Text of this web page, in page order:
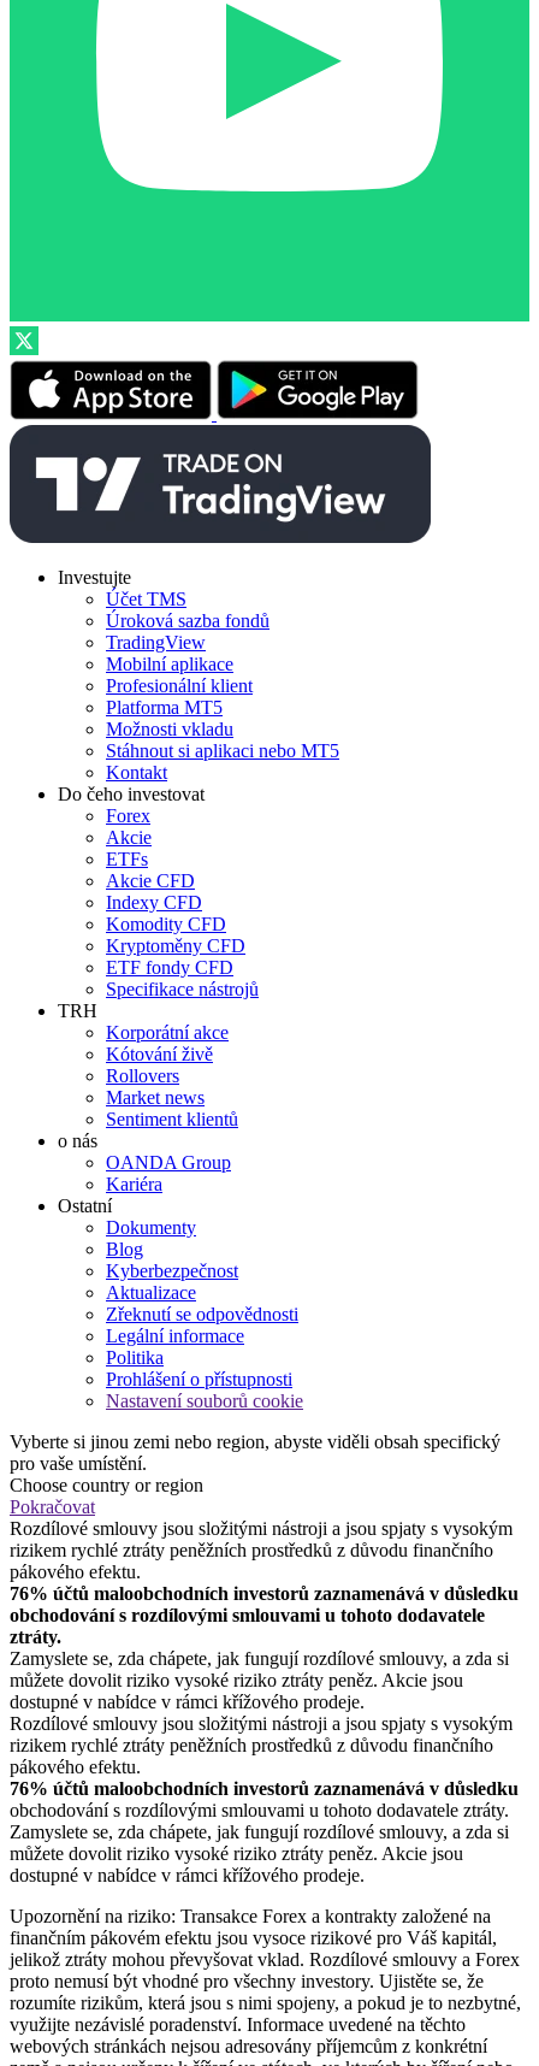
Investujte
Účet TMS
Úroková sazba fondů
TradingView
Mobilní aplikace
Profesionální klient
Platforma MT5
Možnosti vkladu
Stáhnout si aplikaci nebo MT5
Kontakt
Do čeho investovat
Forex
Akcie
ETFs
Akcie CFD
Indexy CFD
Komodity CFD
Kryptoměny CFD
ETF fondy CFD
Specifikace nástrojů
TRH
Korporátní akce
Kótování živě
Rollovers
Market news
Sentiment klientů
o nás
OANDA Group
Kariéra
Ostatní
Dokumenty
Blog
Kyberbezpečnost
Aktualizace
Zřeknutí se odpovědnosti
Legální informace
Politika
Prohlášení o přístupnosti
Nastavení souborů cookie
Vyberte si jinou zemi nebo region, abyste viděli obsah specifický
pro vaše umístění.
Choose country or region
Pokračovat
Rozdílové smlouvy jsou složitými nástroji a jsou spjaty s vysokým
rizikem rychlé ztráty peněžních prostředků z důvodu finančního
pákového efektu.
76% účtů maloobchodních investorů zaznamenává v důsledku
obchodování s rozdílovými smlouvami u tohoto dodavatele
ztráty.
Zamyslete se, zda chápete, jak fungují rozdílové smlouvy, a zda si
můžete dovolit riziko vysoké riziko ztráty peněz. Akcie jsou
dostupné v nabídce v rámci křížového prodeje.
Rozdílové smlouvy jsou složitými nástroji a jsou spjaty s vysokým
rizikem rychlé ztráty peněžních prostředků z důvodu finančního
pákového efektu.
76% účtů maloobchodních investorů zaznamenává v důsledku
obchodování s rozdílovými smlouvami u tohoto dodavatele ztráty.
Zamyslete se, zda chápete, jak fungují rozdílové smlouvy, a zda si
můžete dovolit riziko vysoké riziko ztráty peněz. Akcie jsou
dostupné v nabídce v rámci křížového prodeje.
Upozornění na riziko: Transakce Forex a kontrakty založené na
finančním pákovém efektu jsou vysoce rizikové pro Váš kapitál,
jelikož ztráty mohou převyšovat vklad. Rozdílové smlouvy a Forex
proto nemusí být vhodné pro všechny investory. Ujistěte se, že
rozumíte rizikům, která jsou s nimi spojeny, a pokud je to nezbytné,
využijte nezávislé poradenství. Informace uvedené na těchto
webových stránkách nejsou adresovány příjemcům z konkrétní